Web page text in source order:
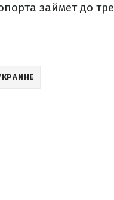
займет до